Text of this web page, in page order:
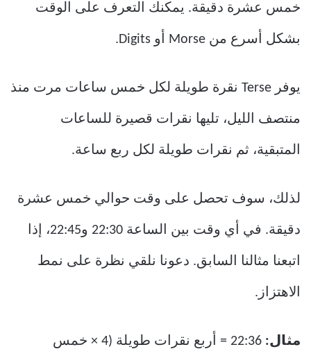
خمس عشرة دقيقة. يمكنك التعرف على الوقت
بشكل أسرع من Morse أو Digits.
يوفر Terse نقرة طويلة لكل خمس ساعات مرت منذ
منتصف الليل، تليها نقرات قصيرة للساعات
المتبقية، ثم نقرات طويلة لكل ربع ساعة.
لذلك، سوف تحصل على وقت حوالي خمس عشرة
دقيقة. في أي وقت بين الساعة 22:30 و22:45، إذا
اتبعنا مثالنا السابق. دعونا نلقي نظرة على نمط
الاهتزاز.
مثال: 22:36 = أربع نقرات طويلة (4 × خمس